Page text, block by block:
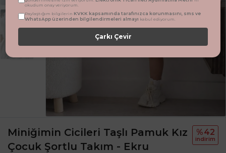
Miniğimin Cicileri Taşlı Pamuk Kız
Çocuk Şortlu Takım - Ekru
%42
i̇ndi̇ri̇m
okudum onay veriyorum.
Paylaştığım bilgilerin KVKK kapsamında tarafınızca korunmasını, sms ve
WhatsApp üzerinden bilgilendirmeleri almayı kabul ediyorum.
Çarkı Çevir